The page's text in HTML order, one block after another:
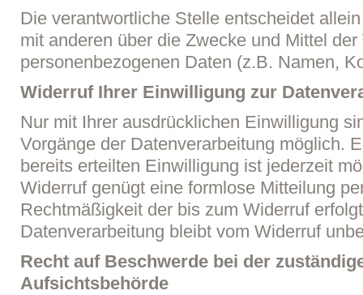
Die verantwortliche Stelle entscheidet
mit anderen über die Zwecke und Mittel
personenbezogenen Daten (z.B. Namen,
Widerruf Ihrer Einwilligung zur
Nur mit Ihrer ausdrücklichen Einwilligung
Vorgänge der Datenverarbeitung möglich.
bereits erteilten Einwilligung ist jederzeit
Widerruf genügt eine formlose Mitteilung
Rechtmäßigkeit der bis zum Widerruf
Datenverarbeitung bleibt vom Widerruf
Recht auf Beschwerde bei der
Aufsichtsbehörde